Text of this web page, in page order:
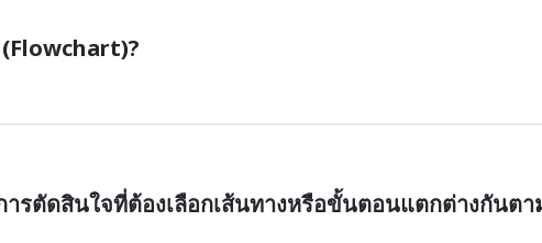
(Flowchart)?
ารตัดสินใจที่ต้องเลือกเส้นทางหรือขั้นตอนแตกต่างกันตา